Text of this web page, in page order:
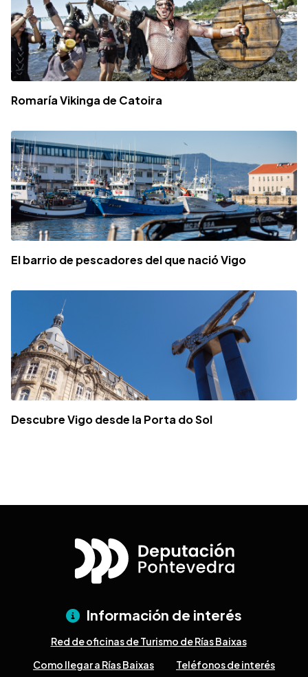
Romaría Vikinga de Catoira
El barrio de pescadores del que nació Vigo
Descubre Vigo desde la Porta do Sol
Información de interés
Red de oficinas de Turismo de Rías Baixas
Como llegar a Rías Baixas
Teléfonos de interés